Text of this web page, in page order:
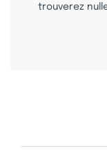
trouverez